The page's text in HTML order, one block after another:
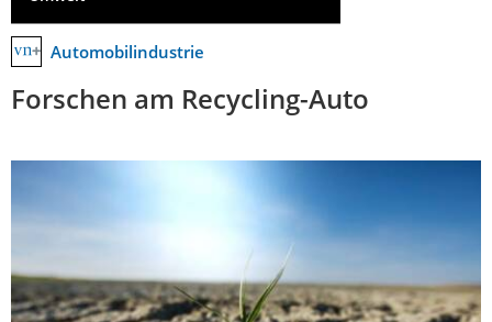
Automobilindustrie
Forschen am Recycling-Auto